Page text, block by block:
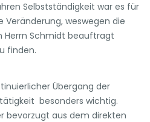
Selbstständigkeit war es für
Veränderung, weswegen die
Herrn Schmidt beauftragt
finden.
Übergang der
besonders wichtig.
bevorzugt aus dem direkten